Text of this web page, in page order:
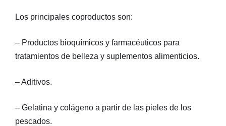
Los principales coproductos son:
– Productos bioquímicos y farmacéuticos para
tratamientos de belleza y suplementos alimenticios.
– Aditivos.
– Gelatina y colágeno a partir de las pieles de los
pescados.